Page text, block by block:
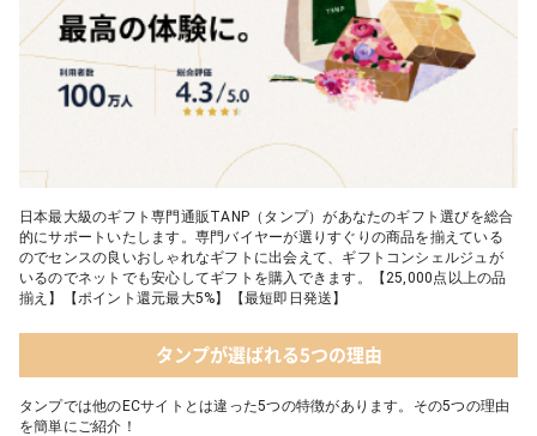
日本最大級のギフト専門通販TANP（タンプ）があなたのギフト選びを総合
的にサポートいたします。専門バイヤーが選りすぐりの商品を揃えている
のでセンスの良いおしゃれなギフトに出会えて、ギフトコンシェルジュが
いるのでネットでも安心してギフトを購入できます。【25,000点以上の品
揃え】【ポイント還元最大5%】【最短即日発送】
タンプが選ばれる5つの理由
タンプでは他のECサイトとは違った5つの特徴があります。その5つの理由
を簡単にご紹介！